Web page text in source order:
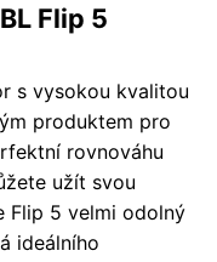
Flip 5
s vysokou kvalitou
produktem pro
rovnováhu
užít svou
Flip 5 velmi odolný
ideálního